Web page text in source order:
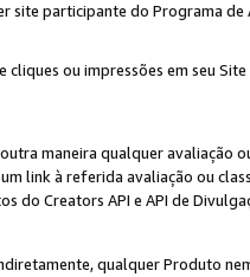
site participante do Programa de
ou impressões em seu
maneira qualquer avaliação
link à referida avaliação ou
do Creators API e API de
qualquer Produto